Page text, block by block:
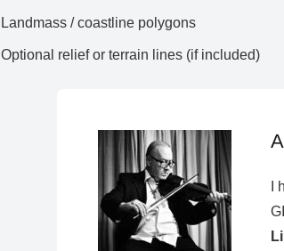
Landmass / coastline polygons
Optional relief or terrain lines (if included)